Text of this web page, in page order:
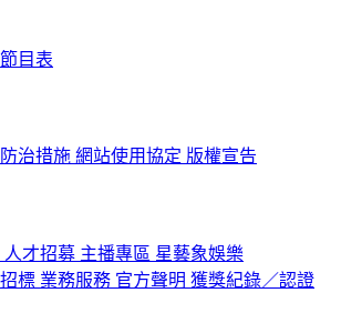
目表
治措施 網站使用協定 版權宣告
人才招募 主播專區 星藝象娛樂
標 業務服務 官方聲明 獲獎紀錄／認證